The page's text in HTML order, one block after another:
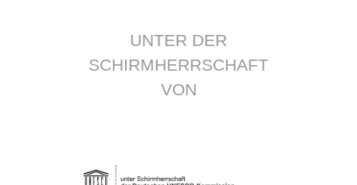
UNTER DER
SCHIRMHERRSCHAFT
VON